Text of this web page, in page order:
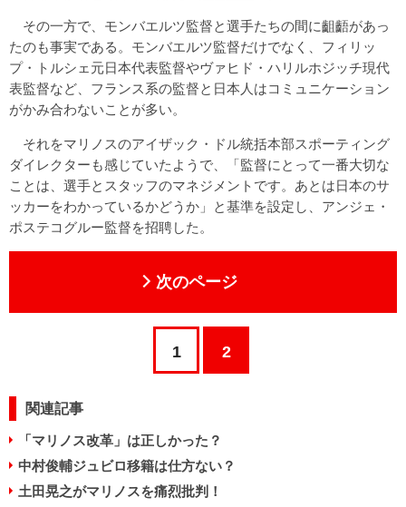
その一方で、モンバエルツ監督と選手たちの間に齟齬があっ
たのも事実である。モンバエルツ監督だけでなく、フィリッ
プ・トルシェ元日本代表監督やヴァヒド・ハリルホジッチ現代
表監督など、フランス系の監督と日本人はコミュニケーション
がかみ合わないことが多い。
それをマリノスのアイザック・ドル統括本部スポーティング
ダイレクターも感じていたようで、「監督にとって一番大切な
ことは、選手とスタッフのマネジメントです。あとは日本のサ
ッカーをわかっているかどうか」と基準を設定し、アンジェ・
ポステコグルー監督を招聘した。
次のページ
1 2
関連記事
「マリノス改革」は正しかった？
中村俊輔ジュビロ移籍は仕方ない？
土田晃之がマリノスを痛烈批判！